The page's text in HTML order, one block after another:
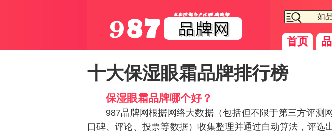
首页
十大保湿眼霜品牌排行榜
保湿眼霜品牌哪个好？
987品牌网根据网络大数据（包括但不限于第三方评测
口碑、评论、投票等数据）收集整理并通过自动算法，评选